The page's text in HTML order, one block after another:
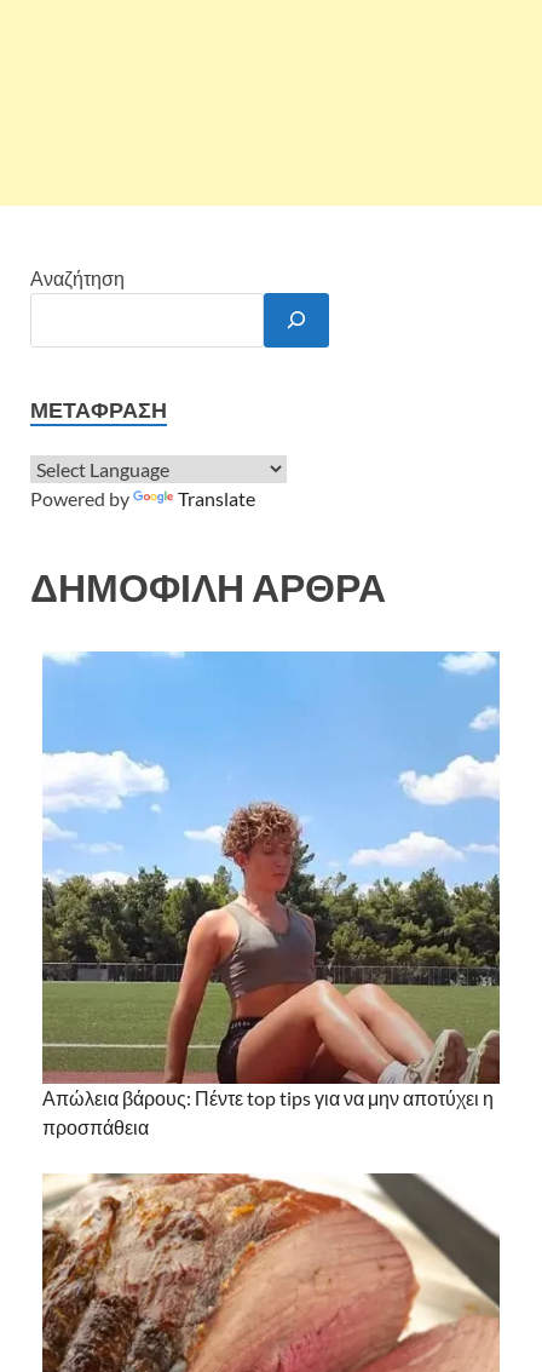
Αναζήτηση
ΜΕΤΆΦΡΑΣΗ
Powered by Translate
ΔΗΜΟΦΙΛΗ ΑΡΘΡΑ
Απώλεια βάρους: Πέντε top tips για να μην αποτύχει η
προσπάθεια